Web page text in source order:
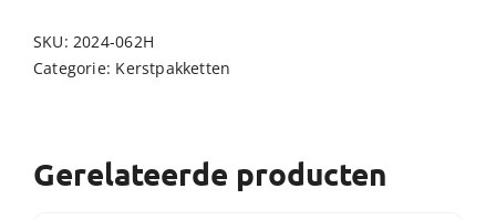
SKU:2024-062H
Categorie: Kerstpakketten
Gerelateerde producten